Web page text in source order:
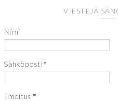
VIESTEJÄ
Nimi
Sähköposti*
Ilmoitus *